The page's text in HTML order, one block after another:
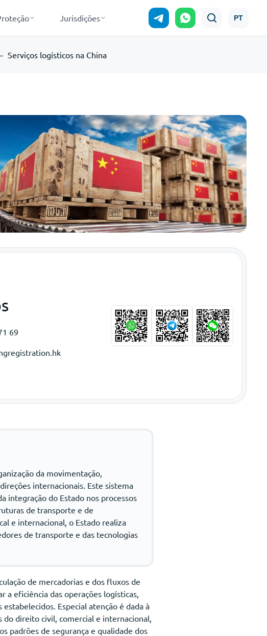
Jurisdições PT
Serviços logísticos na China
69
da movimentação,
internacionais. Este sistema
integração do Estado nos processos
de transporte e de
e internacional, o Estado realiza
de transporte e das tecnologias
de mercadorias e dos fluxos de
eficiência das operações logísticas,
Especial atenção é dada à
direito civil, comercial e internacional,
padrões de segurança e qualidade dos